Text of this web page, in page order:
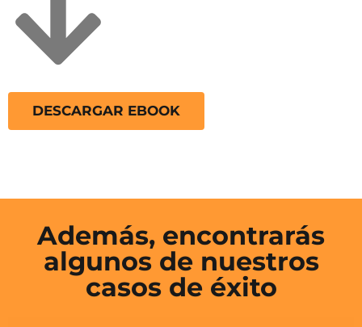
DESCARGAR EBOOK
Además, encontrarás
algunos de nuestros
casos de éxito